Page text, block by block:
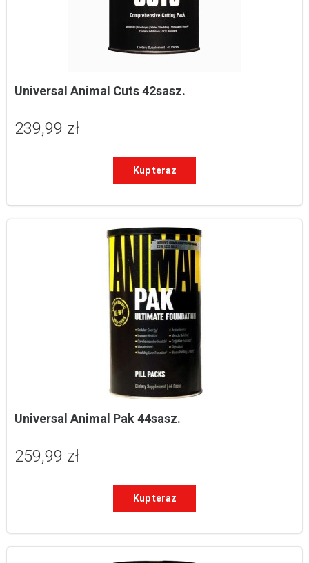
Universal Animal Cuts 42sasz.
239,99 zł
Kup teraz
Universal Animal Pak 44sasz.
259,99 zł
Kup teraz